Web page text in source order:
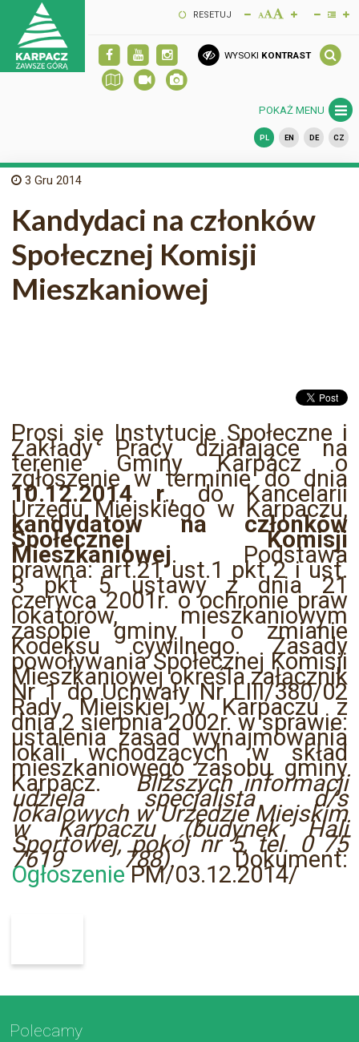
RESETUJ
WYSOKI KONTRAST
POKAŻ MENU
PL EN DE CZ
3 Gru 2014
Kandydaci na członków
Społecznej Komisji
Mieszkaniowej
Prosi się Instytucje Społeczne i
Zakłady Pracy działającena
terenie Gminy Karpacz o
zgłoszenie w terminie do dnia
10.12.2014 r., do Kancelarii
Urzędu Miejskiego w Karpaczu,
kandydatów na członków
Społecznej Komisji
Mieszkaniowej. Podstawa
prawna: art.21 ust.1 pkt 2 i ust.
3 pkt 5 ustawy z dnia 21
czerwca 2001r. o ochronie praw
lokatorów, mieszkaniowym
zasobie gminy i o zmianie
Kodeksu cywilnego. Zasady
powoływania Społecznej Komisji
Mieszkaniowej określa załącznik
Nr 1 do Uchwały Nr LIII/380/02
Rady Miejskiej w Karpaczu z
dnia 2 sierpnia 2002r. w sprawie:
ustalenia zasad wynajmowania
lokali wchodzących w skład
mieszkaniowego zasobu gminy
Karpacz.Bliższych informacji
udziela specjalista d/s
lokalowych w Urzędzie Miejskim
w Karpaczu (budynek Hali
Sportowej, pokój nr 5, tel. 0 75
7619 788).Dokument:
OgłoszeniePM/03.12.2014/
Polecamy